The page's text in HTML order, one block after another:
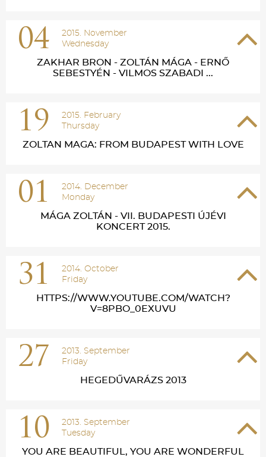
04
2015. November
Wednesday
ZAKHAR BRON - ZOLTÁN MÁGA - ERNŐ
SEBESTYÉN - VILMOS SZABADI ...
19
2015. February
Thursday
ZOLTAN MAGA: FROM BUDAPEST WITH LOVE
01
2014. December
Monday
MÁGA ZOLTÁN - VII. BUDAPESTI ÚJÉVI
KONCERT 2015.
31
2014. October
Friday
HTTPS://WWW.YOUTUBE.COM/WATCH?
V=8PBO_0EXUVU
27
2013. September
Friday
HEGEDŰVARÁZS 2013
10
2013. September
Tuesday
YOU ARE BEAUTIFUL, YOU ARE WONDERFUL